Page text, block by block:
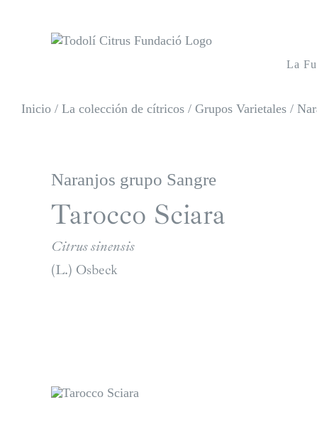
La
Inicio / La colección de cítricos / Grupos Varietales /
Naranjos grupo Sangre
Tarocco Sciara
Citrus sinensis
(L.) Osbeck